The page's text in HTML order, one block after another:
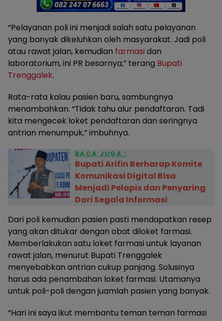
“Pelayanan poli ini menjadi salah satu pelayanan
yang banyak dikeluhkan oleh masyarakat. Jadi poli
atau rawat jalan, kemudian farmasi dan
laboratorium, ini PR besarnya,” terang Bupati
Trenggalek.
Rata-rata kalau pasien baru, sambungnya
menambahkan. “Tidak tahu alur pendaftaran. Tadi
kita mengecek loket pendaftaran dan seringnya
antrian menumpuk,” imbuhnya.
BACA JUGA :
Bupati Arifin Berharap Komite
Komunikasi Digital Bisa
Menjadi Pelapis dan Penyaring
Dari Segala Informasi
Dari poli kemudian pasien pasti mendapatkan resep
yang akan ditukar dengan obat diloket farmasi.
Memberlakukan satu loket farmasi untuk layanan
rawat jalan, menurut Bupati Trenggalek
menyebabkan antrian cukup panjang. Solusinya
harus ada penambahan loket farmasi. Utamanya
untuk poli-poli dengan juamlah pasien yang banyak.
“Hari ini saya ikut membantu teman teman farmasi